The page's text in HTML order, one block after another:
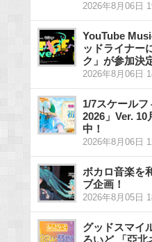
2026年8月06日
YouTube
ッドライナー
ク」が参加決
2026年8月06日
1/7スケール
2026」Ver. 10
中！
2026年8月06日
ボカロ音楽を
ブ企画！
2026年8月05日
グッドスマイ
ろいど 「亞北